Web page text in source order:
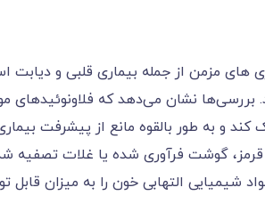
های مزمن از جمله بیماری قلبی و
بررسی‌ها نشان می‌‌‌‌‌‌‌‌‌‌‌‌‌‌‌‌‌‌‌‌‌‌‌‌‌‌‌‌‌‌‌‌‌‌‌‌‌‌‌‌‌‌دهد که
و به طور بالقوه مانع از پیشرفت
گوشت فرآوری شده یا غلات تصفیه
شیمیایی التهابی خون را به میزان